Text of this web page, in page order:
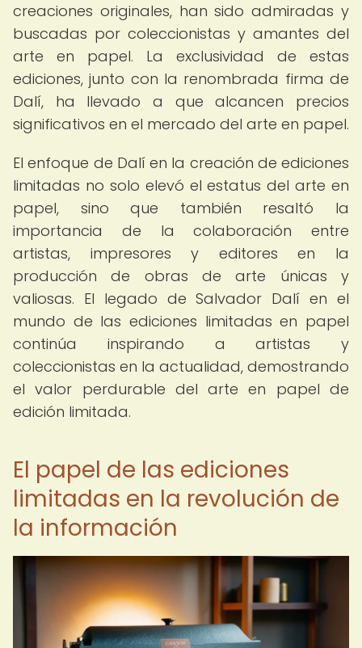
creaciones originales, han sido admiradas y
buscadas por coleccionistas y amantes del
arte en papel. La exclusividad de estas
ediciones, junto con la renombrada firma de
Dalí, ha llevado a que alcancen precios
significativos en el mercado del arte en papel.
El enfoque de Dalí en la creación de ediciones
limitadas no solo elevó el estatus del arte en
papel, sino que también resaltó la
importancia de la colaboración entre
artistas, impresores y editores en la
producción de obras de arte únicas y
valiosas. El legado de Salvador Dalí en el
mundo de las ediciones limitadas en papel
continúa inspirando a artistas y
coleccionistas en la actualidad, demostrando
el valor perdurable del arte en papel de
edición limitada.
El papel de las ediciones
limitadas en la revolución de
la información